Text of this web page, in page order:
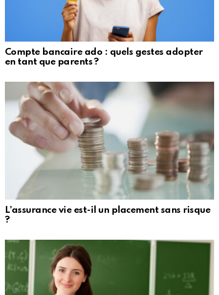
Compte bancaire ado : quels gestes adopter
en tant que parents ?
L’assurance vie est-il un placement sans risque
?